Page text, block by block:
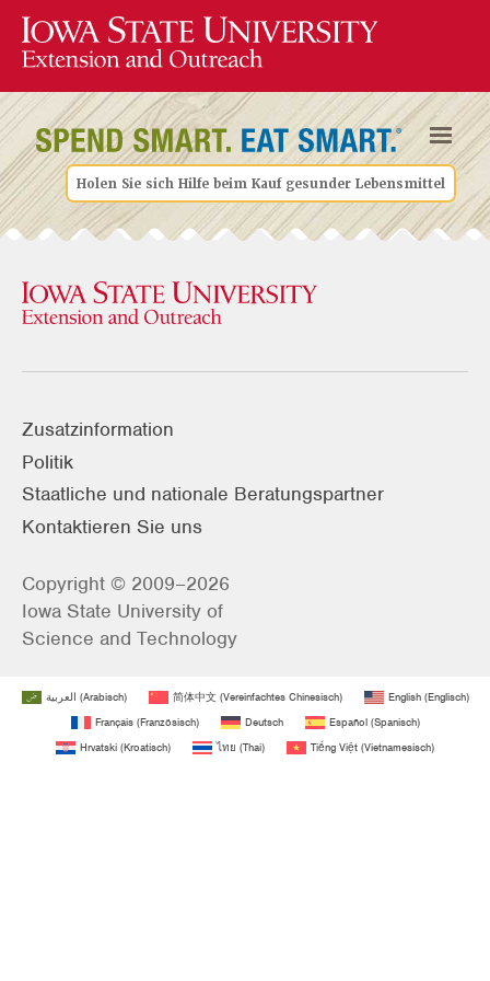
Holen Sie sich Hilfe beim Kauf gesunder Lebensmittel
Zusatzinformation
Politik
Staatliche und nationale Beratungspartner
Kontaktieren Sie uns
Copyright © 2009–2026
Iowa State University of
Science and Technology
العربية (Arabisch) 简体中文(Vereinfachtes Chinesisch) English(Englisch)
Français(Französisch) Deutsch Español(Spanisch)
Hrvatski (Kroatisch) ไทย (Thai) Tiếng Việt (Vietnamesisch)